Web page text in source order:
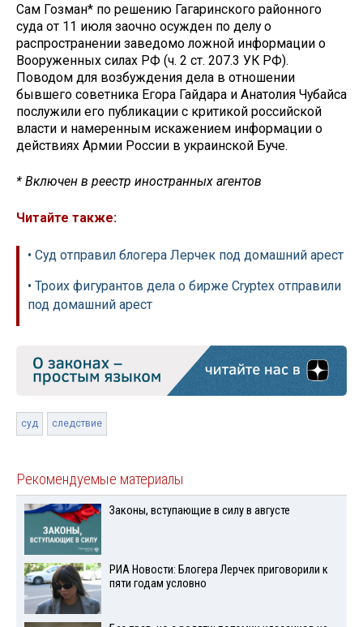
Сам Гозман* по решению Гагаринского районного
суда от 11 июля заочно осужден по делу о
распространении заведомо ложной информации о
Вооруженных силах РФ (ч. 2 ст. 207.3 УК РФ).
Поводом для возбуждения дела в отношении
бывшего советника Егора Гайдара и Анатолия Чубайса
послужили его публикации с критикой российской
власти и намеренным искажением информации о
действиях Армии России в украинской Буче.
* Включен в реестр иностранных агентов
Читайте также:
• Суд отправил блогера Лерчек под домашний арест
• Троих фигурантов дела о бирже Cryptex отправили
под домашний арест
суд следствие
Рекомендуемые материалы
Законы, вступающие в силу в августе
РИА Новости: Блогера Лерчек приговорили к
пяти годам условно